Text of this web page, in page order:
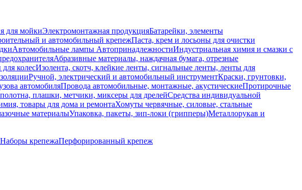
для мойкиЭлектромонтажная продукцияБатарейки, элементы
и автомобильный крепежПаста, крем и лосьоны для очистки
Автомобильные лампы АвтопринадлежностиИндустриальная химия и смазки с
Абразивные материалы, наждачная бумага, отрезные
колесИзолента, скотч, клейкие ленты, сигнальные ленты, ленты для
Ручной, электрический и автомобильный инструментКраски, грунтовки,
автомобиляПровода автомобильные, монтажные, акустическиеПротирочные
плашки, метчики, миксеры для дрелейСредства индивидуальной
товары для дома и ремонтаХомуты червячные, силовые, стальные
материалыУпаковка, пакеты, зип-локи (грипперы)Металлорукав и
Наборы крепежаПерфорированный крепеж